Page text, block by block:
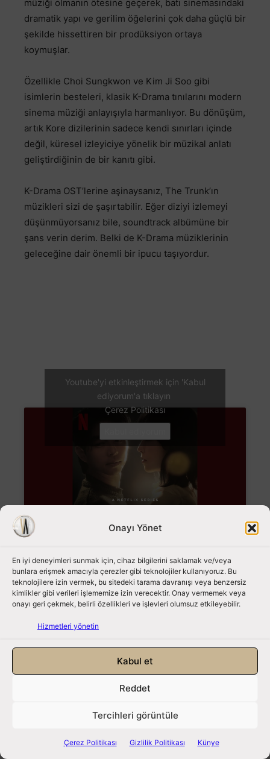
Onayı Yönet
En iyi deneyimleri sunmak için, cihaz bilgilerini saklamak ve/veya
bunlara erişmek amacıyla çerezler gibi teknolojiler kullanıyoruz. Bu
teknolojilere izin vermek, bu sitedeki tarama davranışı veya benzersiz
kimlikler gibi verileri işlememize izin verecektir. Onay vermemek veya
onayı geri çekmek, belirli özellikleri ve işlevleri olumsuz etkileyebilir.
Hizmetleri yönetin
Kabul et
Reddet
Tercihleri görüntüle
Çerez Politikası Gizlilik Politikası Künye
müziği olmanın ötesine geçerek, batı sinemasındaki
dramatik yapı ve gerilim öğelerini çok daha güçlü bir
şekilde hissettiren bir prodüksiyon ortaya
koymuşlar.
Özellikle Choi Sungkwon ve Kim Ji Soo gibi
isimlerin besteleri, klasik K-Drama tınılarını modern
sinema müziği anlayışıyla harmanlıyor. Bu dönüşüm,
artık Kore dizilerinin sadece kendi sınırları içinde
değil, küresel izleyiciye yönelik bir müzikal anlatı
geliştirdiğinin de bir kanıtı gibi.
K-Drama OST’lerine aşinaysanız, The Trunk’ın
müzikleri sizi de şaşırtabilir. Eğer diziyi izlemeyi
düşünmüyorsanız bile, soundtrack albümüne bir
şans verin derim. Belki de K-Drama müziklerinin
geleceğine dair önemli bir ipucu taşıyordur.
Youtube'yi etkinleştirmek için 'Kabul
ediyorum'a tıklayın
Çerez Politikası
PERFUME
Zeynep Casalini "Uzak
Selamlar" ile ruhumuzu
ileSanat Okuriçin
bakış açısını yakından anlama fırsatım olmuştu.